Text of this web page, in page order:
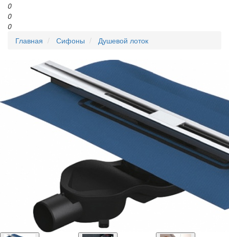
0
0
0
Главная
Сифоны Душевой лоток